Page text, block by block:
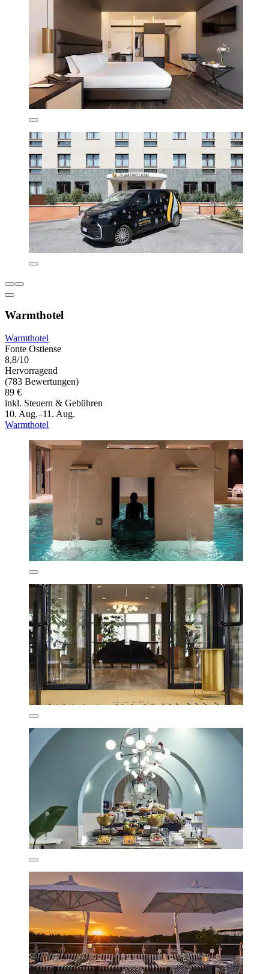
Warmthotel
Warmthotel
Fonte Ostiense
8,8/10
Hervorragend
(783 Bewertungen)
89 €
inkl. Steuern & Gebühren
10. Aug.–11. Aug.
Warmthotel